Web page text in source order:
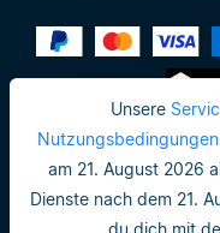
Unsere
Nutzungsbedingungen
am 21. August 2026
Dienste nach dem 21.
du dich mit
Do not